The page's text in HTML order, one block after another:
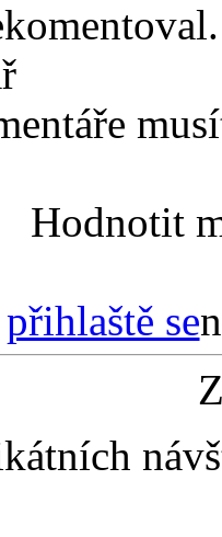
Hodnotit
přihlaště se